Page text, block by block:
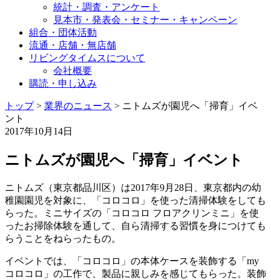
統計・調査・アンケート
見本市・発表会・セミナー・キャンペーン
組合・団体活動
流通・店舗・無店舗
リビングタイムスについて
会社概要
購読・申し込み
トップ> 業界のニュース > ニトムズが園児へ「掃育」イベ
ント
2017年10月14日
ニトムズが園児へ「掃育」イベント
ニトムズ（東京都品川区）は2017年9月28日、東京都内の幼
稚園園児を対象に、「コロコロ」を使った清掃体験をしても
らった。ミニサイズの「コロコロ フロアクリンミニ」を使
ったお掃除体験を通して、自ら清掃する習慣を身につけても
らうことをねらったもの。
イベントでは、「コロコロ」の本体ケースを装飾する「my
コロコロ」の工作で、製品に親しみを感じてもらった。装飾